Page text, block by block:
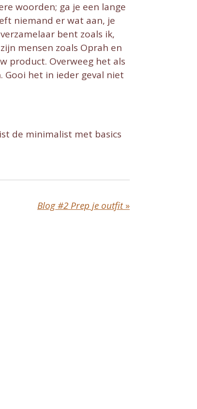
woorden; ga je een lange
niemand er wat aan, je
bent zoals ik,
mensen zoals Oprah en
product. Overweeg het als
Gooi het in ieder geval niet
de minimalist met basics
Blog #2 Prep je outfit »